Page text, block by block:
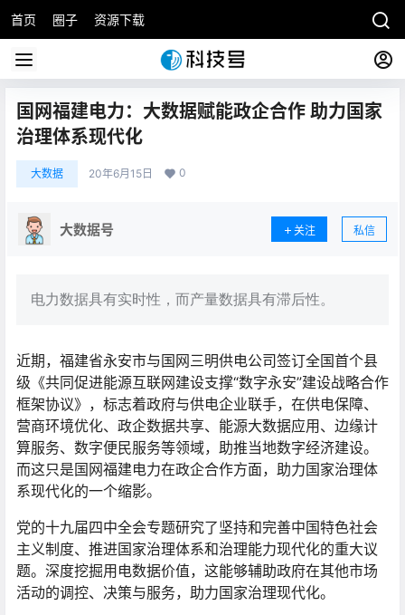
首页 圈子 资源下载
国网福建电力：大数据赋能政企合作 助力国家
治理体系现代化
大数据 20年6月15日 0
大数据号 关注 私信
电力数据具有实时性，而产量数据具有滞后性。
近期，福建省永安市与国网三明供电公司签订全国首个县
级《共同促进能源互联网建设支撑“数字永安”建设战略合作
框架协议》，标志着政府与供电企业联手，在供电保障、
营商环境优化、政企数据共享、能源大数据应用、边缘计
算服务、数字便民服务等领域，助推当地数字经济建设。
而这只是国网福建电力在政企合作方面，助力国家治理体
系现代化的一个缩影。
党的十九届四中全会专题研究了坚持和完善中国特色社会
主义制度、推进国家治理体系和治理能力现代化的重大议
题。深度挖掘用电数据价值，这能够辅助政府在其他市场
活动的调控、决策与服务，助力国家治理现代化。